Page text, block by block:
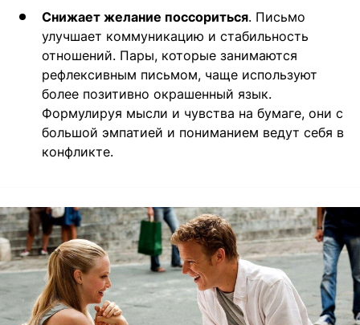
Снижает желание поссориться. Письмо
улучшает коммуникацию и стабильность
отношений. Пары, которые занимаются
рефлексивным письмом, чаще используют
более позитивно окрашенный язык.
Формулируя мысли и чувства на бумаге, они с
большой эмпатией и пониманием ведут себя в
конфликте.